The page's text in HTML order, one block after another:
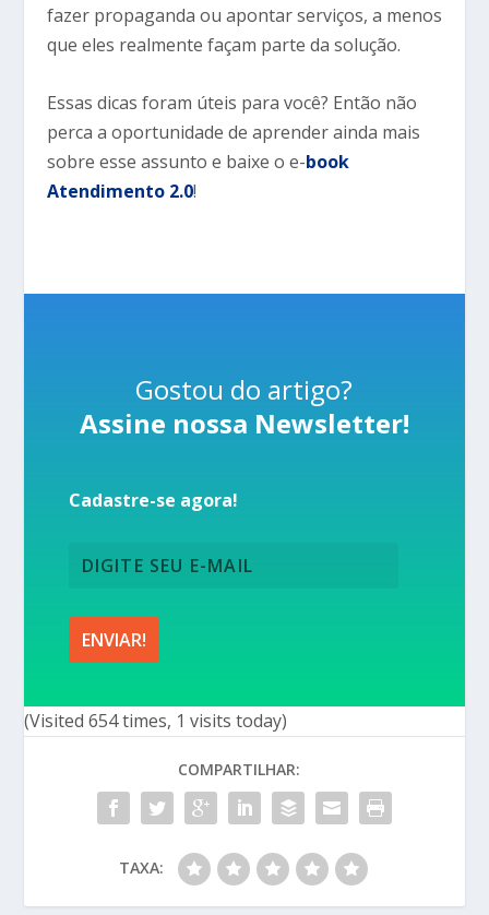
fazer propaganda ou apontar serviços, a menos
que eles realmente façam parte da solução.
Essas dicas foram úteis para você? Então não
perca a oportunidade de aprender ainda mais
sobre esse assunto e baixe o e-book
Atendimento 2.0!
Gostou do artigo?
Assine nossa Newsletter!
Cadastre-se agora!
(Visited 654 times, 1 visits today)
COMPARTILHAR:
TAXA: